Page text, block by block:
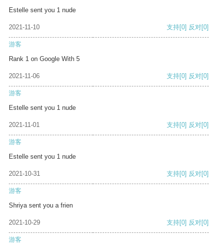
Estelle sent you 1 nude
2021-11-10 支持[0] 反对[0]
游客
Rank 1 on Google With 5
2021-11-06 支持[0] 反对[0]
游客
Estelle sent you 1 nude
2021-11-01 支持[0] 反对[0]
游客
Estelle sent you 1 nude
2021-10-31 支持[0] 反对[0]
游客
Shriya sent you a frien
2021-10-29 支持[0] 反对[0]
游客